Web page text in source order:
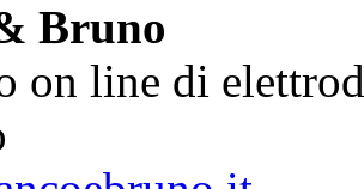
Bruno
on line di